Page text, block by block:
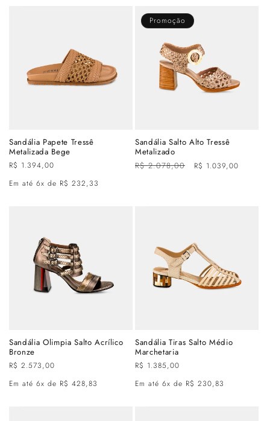
Sandália Papete Tressê
Metalizada Bege
Preço
R$ 1.394,00
Em até 6x de R$ 232,33
Promoção
Sandália Salto Alto Tressê
Metalizado
Preço
R$ 2.078,00
Preço
R$ 1.039,00
Sandália Olimpia Salto Acrílico
Bronze
Preço
R$ 2.573,00
Em até 6x de R$ 428,83
Sandália Tiras Salto Médio
Marchetaria
Preço
R$ 1.385,00
Em até 6x de R$ 230,83